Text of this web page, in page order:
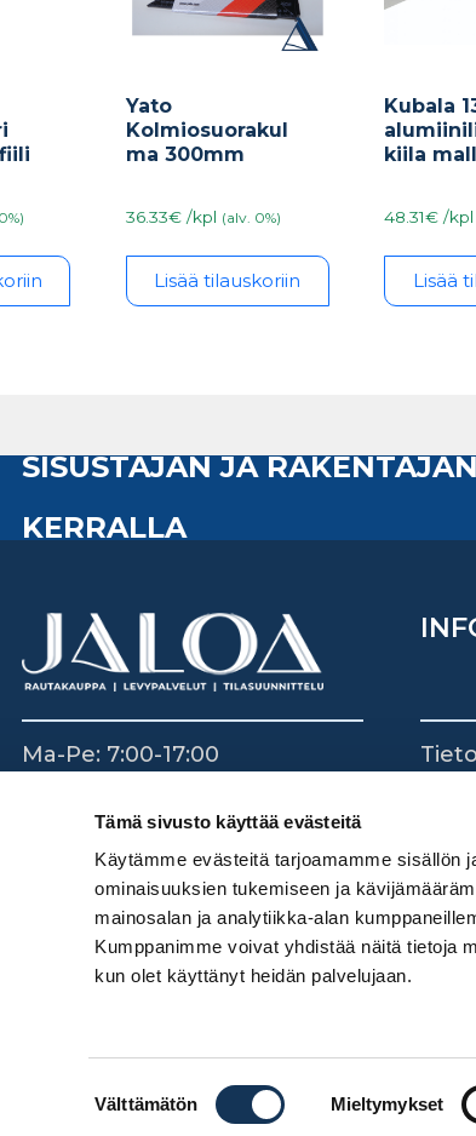
Tämä sivusto käyttää evästeitä
Käytämme evästeitä tarjoamamme sisällön
ominaisuuksien tukemiseen ja
mainosalan ja analytiikka-alan
Kumppanimme voivat yhdistää näitä tietoja
kun olet käyttänyt heidän palvelujaan.
Välttämätön Mieltymykset
Yato
Kolmiosuorakul
ma 300mm
36.33€ /kpl (alv. 0%)
Lisää tilauskoriin
Kubala
kiila
48.31€ /kpl
Lisää
SISUSTAJAN JA
KERRALLA
Ma-Pe: 7:00-17:00
Su: Suljettu